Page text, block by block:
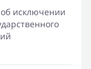
исключении